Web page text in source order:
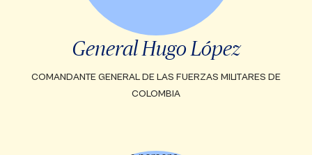
General Hugo López
COMANDANTE GENERAL DE LAS FUERZAS MILITARES DE
COLOMBIA